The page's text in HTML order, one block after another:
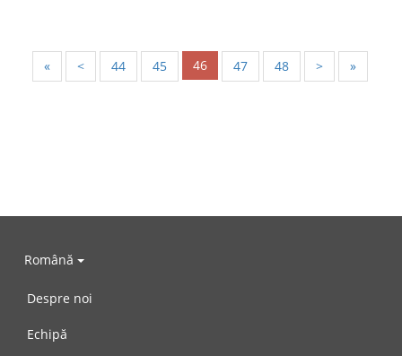
« < 44 45 46 47 48 > »
Română
Despre noi
Echipă